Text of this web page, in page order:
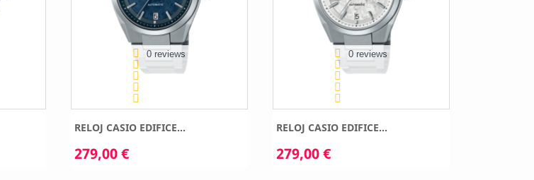
0 reviews
RELOJ CASIO EDIFICE...
279,00 €
0 reviews
RELOJ CASIO EDIFICE...
279,00 €